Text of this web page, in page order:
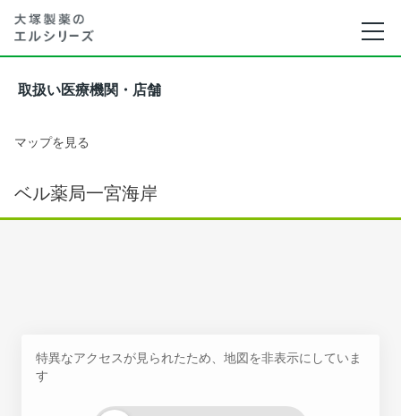
取扱い医療機関・店舗
マップを見る
ベル薬局一宮海岸
特異なアクセスが見られたため、地図を非表示にしていま
す